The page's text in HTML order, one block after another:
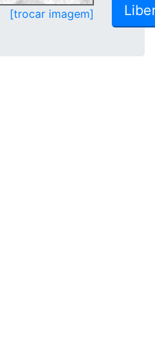
[trocar imagem]